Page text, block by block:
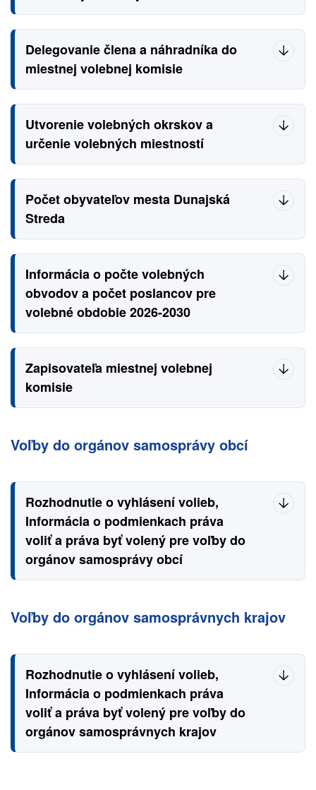
Delegovanie člena a náhradníka do
miestnej volebnej komisie
Utvorenie volebných okrskov a
určenie volebných miestností
Počet obyvateľov mesta Dunajská
Streda
Informácia o počte volebných
obvodov a počet poslancov pre
volebné obdobie 2026-2030
Zapisovateľa miestnej volebnej
komisie
Voľby do orgánov samosprávy obcí
Rozhodnutie o vyhlásení volieb,
Informácia o podmienkach práva
voliť a práva byť volený pre voľby do
orgánov samosprávy obcí
Voľby do orgánov samosprávnych krajov
Rozhodnutie o vyhlásení volieb,
Informácia o podmienkach práva
voliť a práva byť volený pre voľby do
orgánov samosprávnych krajov